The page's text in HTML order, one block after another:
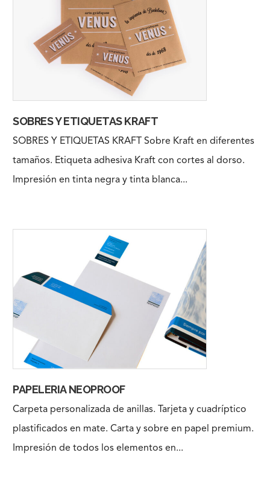
SOBRES Y ETIQUETAS KRAFT
SOBRES Y ETIQUETAS KRAFT Sobre Kraft en diferentes
tamaños. Etiqueta adhesiva Kraft con cortes al dorso.
Impresión en tinta negra y tinta blanca...
PAPELERIA NEOPROOF
Carpeta personalizada de anillas. Tarjeta y cuadríptico
plastificados en mate. Carta y sobre en papel premium.
Impresión de todos los elementos en...